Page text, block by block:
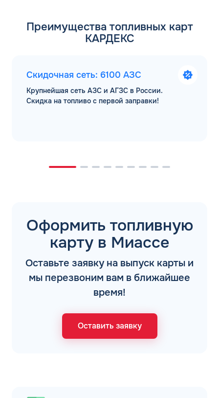
Преимущества топливных карт
КАРДЕКС
Скидочная сеть: 6100 АЗС
Крупнейшая сеть АЗС и АГЗС в России.
Скидка на топливо с первой заправки!
Оформить топливную
карту в Миассе
Оставьте заявку на выпуск карты и
мы перезвоним вам в ближайшее
время!
Оставить заявку